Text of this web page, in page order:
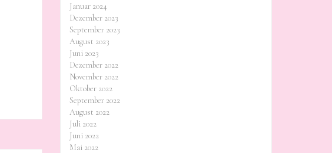
Januar 2024
Dezember 2023
September 2023
August 2023
Juni 2023
Dezember 2022
November 2022
Oktober 2022
September 2022
August 2022
Juli 2022
Juni 2022
Mai 2022